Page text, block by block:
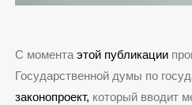
С момента этой публикации
Государственной думы по
законопроект, который вводит